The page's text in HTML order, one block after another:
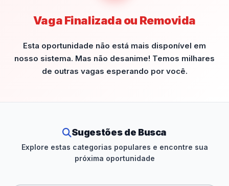
Vaga Finalizada ou Removida
Esta oportunidade não está mais disponível em
nosso sistema. Mas não desanime! Temos milhares
de outras vagas esperando por você.
Sugestões de Busca
Explore estas categorias populares e encontre sua
próxima oportunidade